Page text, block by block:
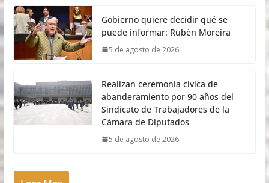
Gobierno quiere decidir qué se
puede informar: Rubén Moreira
5 de agosto de 2026
Realizan ceremonia cívica de
abanderamiento por 90 años del
Sindicato de Trabajadores de la
Cámara de Diputados
5 de agosto de 2026